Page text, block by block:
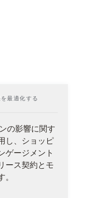
最適化する
の影響に関す
し、ショッピ
ゲージメント
ース契約とモ
。